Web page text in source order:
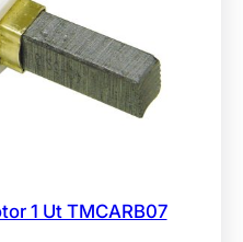
1 Ut TMCARB07